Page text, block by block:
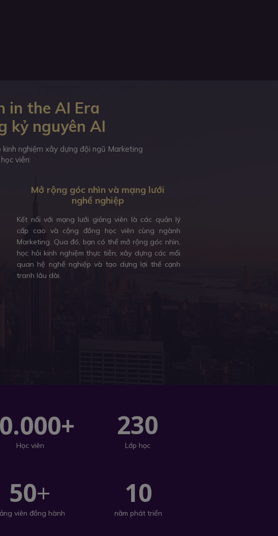
Mở rộng góc nhìn và mạng lưới
nghề nghiệp
Kết nối với mạng lưới giảng viên là các quản lý
cấp cao và cộng đồng học viên cùng ngành
Marketing. Qua đó, bạn có thể mở rộng góc nhìn,
học hỏi kinh nghiệm thực tiễn, xây dựng các mối
quan hệ nghề nghiệp và tạo dựng lợi thế cạnh
tranh lâu dài.
in the AI Era
kỷ nguyên AI
nghiệm xây dựng đội ngũ Marketing
viên:
230
Lớp học
10
năm phát triển
50+
viên đồng hành
Học viên